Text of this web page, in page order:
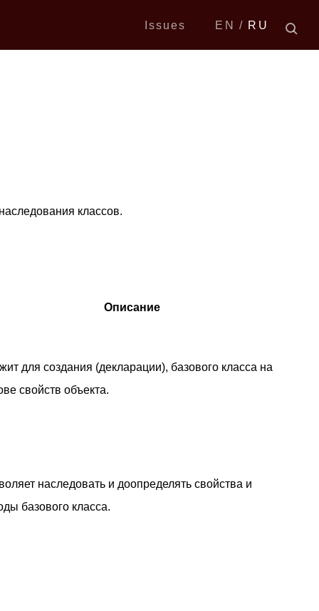
EN RU
Issues
классов.
Описание
для создания (декларации), базового класса на
свойств объекта.
наследовать и доопределять свойства и
базового класса.